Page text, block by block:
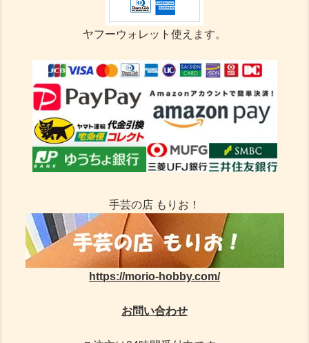
ヤフーウォレット使えます。
手芸の店 もりお！
https://morio-hobby.com/
お問い合わせ